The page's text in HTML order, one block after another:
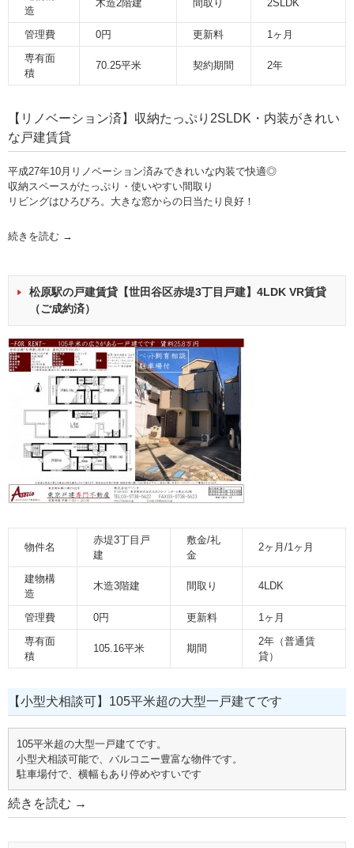
造
木造2階建 間取り 2SLDK
管理費 0円 更新料
1ヶ月
専有面
積
70.25平米 契約期間 2年
【リノベーション済】収納たっぷり2SLDK・内装がきれい
な戸建賃貸
平成27年10月リノベーション済みできれいな内装で快適◎
収納スペースがたっぷり・使いやすい間取り
リビングはひろびろ。大きな窓からの日当たり良好！
続きを読む →
松原駅の戸建賃貸【世田谷区赤堤3丁目戸建】4LDK VR賃貸
（ご成約済）
物件名
赤堤3丁目戸
建
敷金/礼
金
2ヶ月/1ヶ月
建物構
造
木造3階建 間取り 4LDK
管理費 0円 更新料
1ヶ月
専有面
積
105.16平米 期間
2年（普通賃
貸）
【小型犬相談可】105平米超の大型一戸建てです
105平米超の大型一戸建てです。
小型犬相談可能で、バルコニー豊富な物件です。
駐車場付で、横幅もあり停めやすいです
続きを読む →